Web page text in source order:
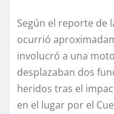
Según el reporte de
ocurrió
involucró a una
desplazaban dos
heridos tras el
en el lugar por el